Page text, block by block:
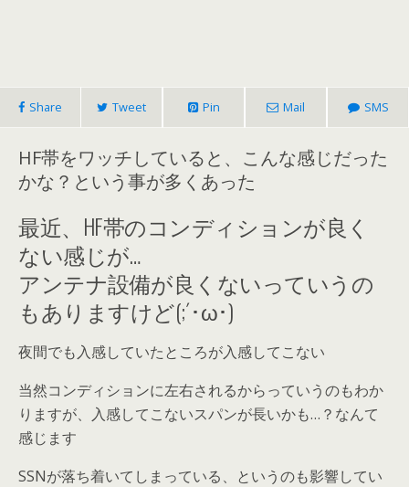
Share Tweet Pin Mail SMS
HF帯をワッチしていると、こんな感じだった
かな？という事が多くあった
最近、HF帯のコンディションが良く
ない感じが…
アンテナ設備が良くないっていうの
もありますけど(;´･ω･)
夜間でも入感していたところが入感してこない
当然コンディションに左右されるからっていうのもわか
りますが、入感してこないスパンが長いかも…？なんて
感じます
SSNが落ち着いてしまっている、というのも影響してい